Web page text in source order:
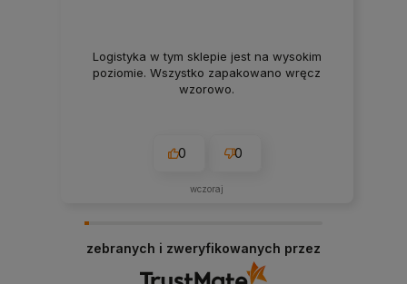
Logistyka w tym sklepie jest na wysokim
poziomie. Wszystko zapakowano wręcz
wzorowo.
0 0
wczoraj
zebranych i zweryfikowanych przez